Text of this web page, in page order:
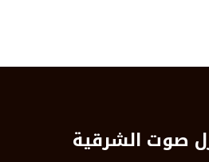
صوت الشرقية